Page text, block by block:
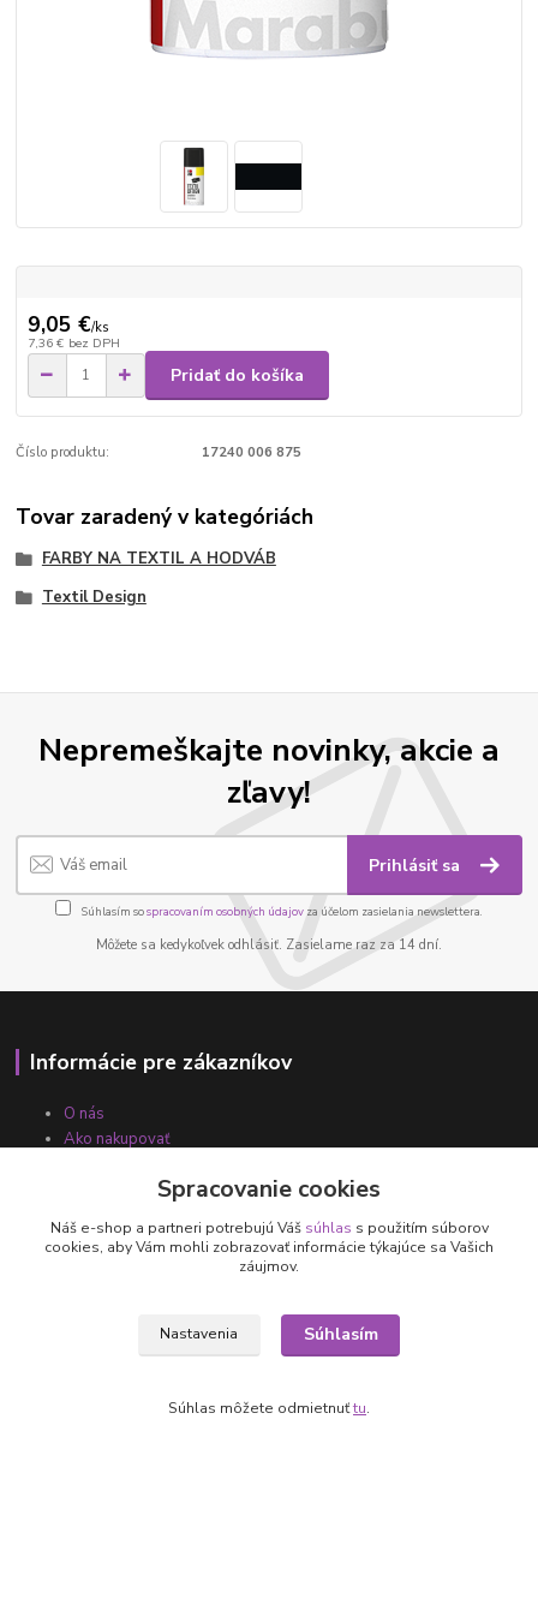
9,05 €/ks
7,36 € bez DPH
Pridať do košíka
Číslo produktu: 17240 006 875
Tovar zaradený v kategóriách
FARBY NA TEXTIL A HODVÁB
Textil Design
Nepremeškajte novinky, akcie a
zľavy!
Prihlásiť sa
Súhlasím sospracovaním osobných údajov za účelom zasielania newslettera.
Môžete sa kedykoľvek odhlásiť. Zasielame raz za 14 dní.
Informácie pre zákazníkov
O nás
Ako nakupovať
Spracovanie cookies
Náš e-shop a partneri potrebujú Váš súhlas s použitím súborov
cookies, aby Vám mohli zobrazovať informácie týkajúce sa Vašich
záujmov.
Nastavenia Súhlasím
Súhlas môžete odmietnuťtu.